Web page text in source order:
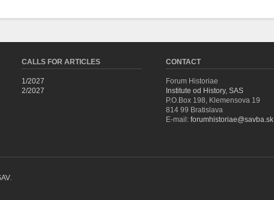
CALLS FOR ARTICLES
1/2027
2/2027
CONTACT
Forum Historiae
Institute od History, SAS
P.O.Box 198, Klemensova 19
814 99 Bratislava
E-mail: forumhistoriae@savba.sk
.